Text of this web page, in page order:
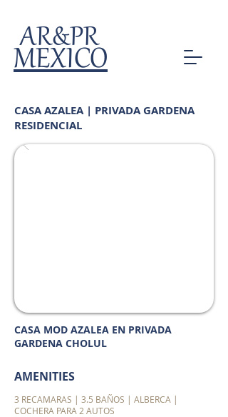
MEXICO
AR&PR
CASA AZALEA | PRIVADA GARDENA
RESIDENCIAL
CASA MOD AZALEA EN PRIVADA
GARDENA CHOLUL
AMENITIES
3 RECAMARAS | 3.5 BAÑOS | ALBERCA |
COCHERA PARA 2 AUTOS